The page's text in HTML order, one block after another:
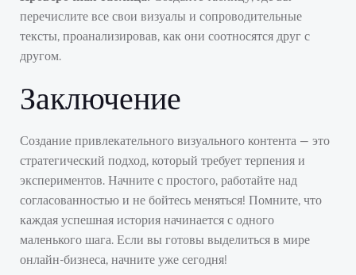
перечислите все свои визуалы и сопроводительные
тексты, проанализировав, как они соотносятся друг с
другом.
Заключение
Создание привлекательного визуального контента — это
стратегический подход, который требует терпения и
экспериментов. Начните с простого, работайте над
согласованностью и не бойтесь меняться! Помните, что
каждая успешная история начинается с одного
маленького шага. Если вы готовы выделиться в мире
онлайн-бизнеса, начните уже сегодня!